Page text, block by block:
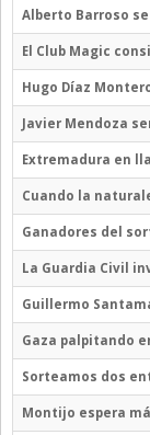
Alberto Barroso
El Club Magic
Hugo Díaz
Javier Mendoza
Extremadura en
Cuando la
Ganadores del
La Guardia Civil
Guillermo
Gaza palpitando
Sorteamos dos
Montijo espera